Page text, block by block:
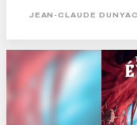
redoutable et très puissant,
JEAN-CLAUDE